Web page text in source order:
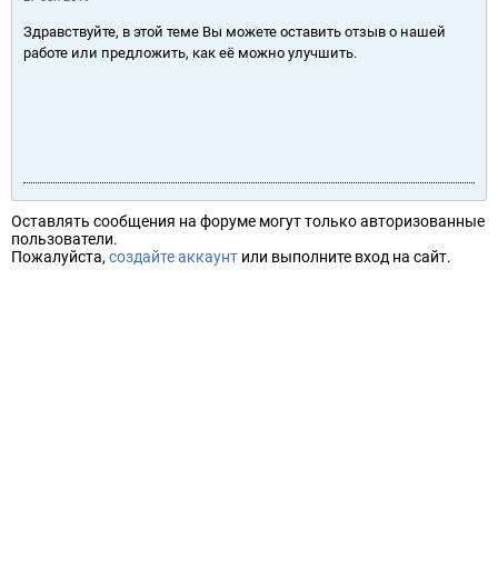
Здравствуйте, в этой теме Вы можете оставить отзыв о нашей
работе или предложить, как её можно улучшить.
Оставлять сообщения на форуме могут только авторизованные
пользователи.
Пожалуйста, создайте аккаунт или выполните вход на сайт.